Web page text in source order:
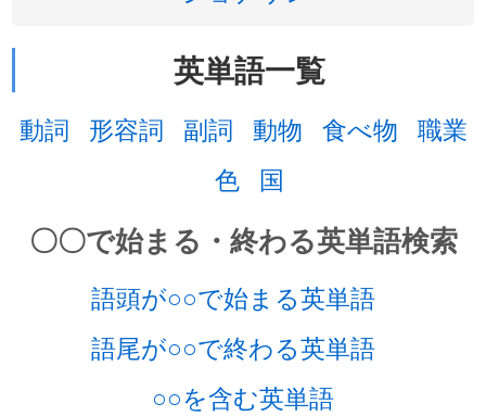
英単語一覧
動詞 形容詞 副詞 動物 食べ物 職業
色 国
〇〇で始まる・終わる英単語検索
語頭が○○で始まる英単語
語尾が○○で終わる英単語
○○を含む英単語